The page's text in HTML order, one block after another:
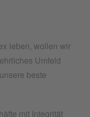
leben, wollen wir
Umfeld
beste
mit Integrität